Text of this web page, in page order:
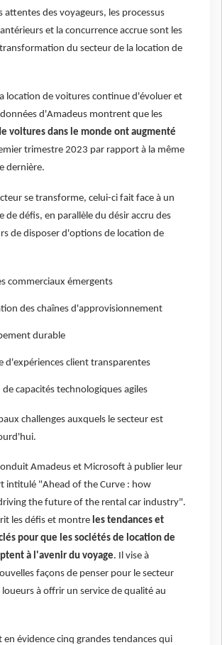
attentes des voyageurs, les processus
et la concurrence accrue sont les
du secteur de la location de
location de voitures continue d'évoluer et
d'Amadeus montrent que les
voitures dans le monde ont augmenté
trimestre 2023 par rapport à la même
dernière.
se transforme, celui-ci fait face à un
de défis, en parallèle du désir accru des
de disposer d'options de location de
commerciaux émergents
des chaînes d'approvisionnement
durable
d'expériences client transparentes
capacités technologiques agiles
challenges auxquels le secteur est
Amadeus et Microsoft à publier leur
intitulé "Ahead of the Curve : how
the future of the rental car industry".
les défis et montre les tendances et
pour que les sociétés de location de
à l'avenir du voyage. Il vise à
façons de penser pour le secteur
à offrir un service de qualité au
en évidence cinq grandes tendances qui